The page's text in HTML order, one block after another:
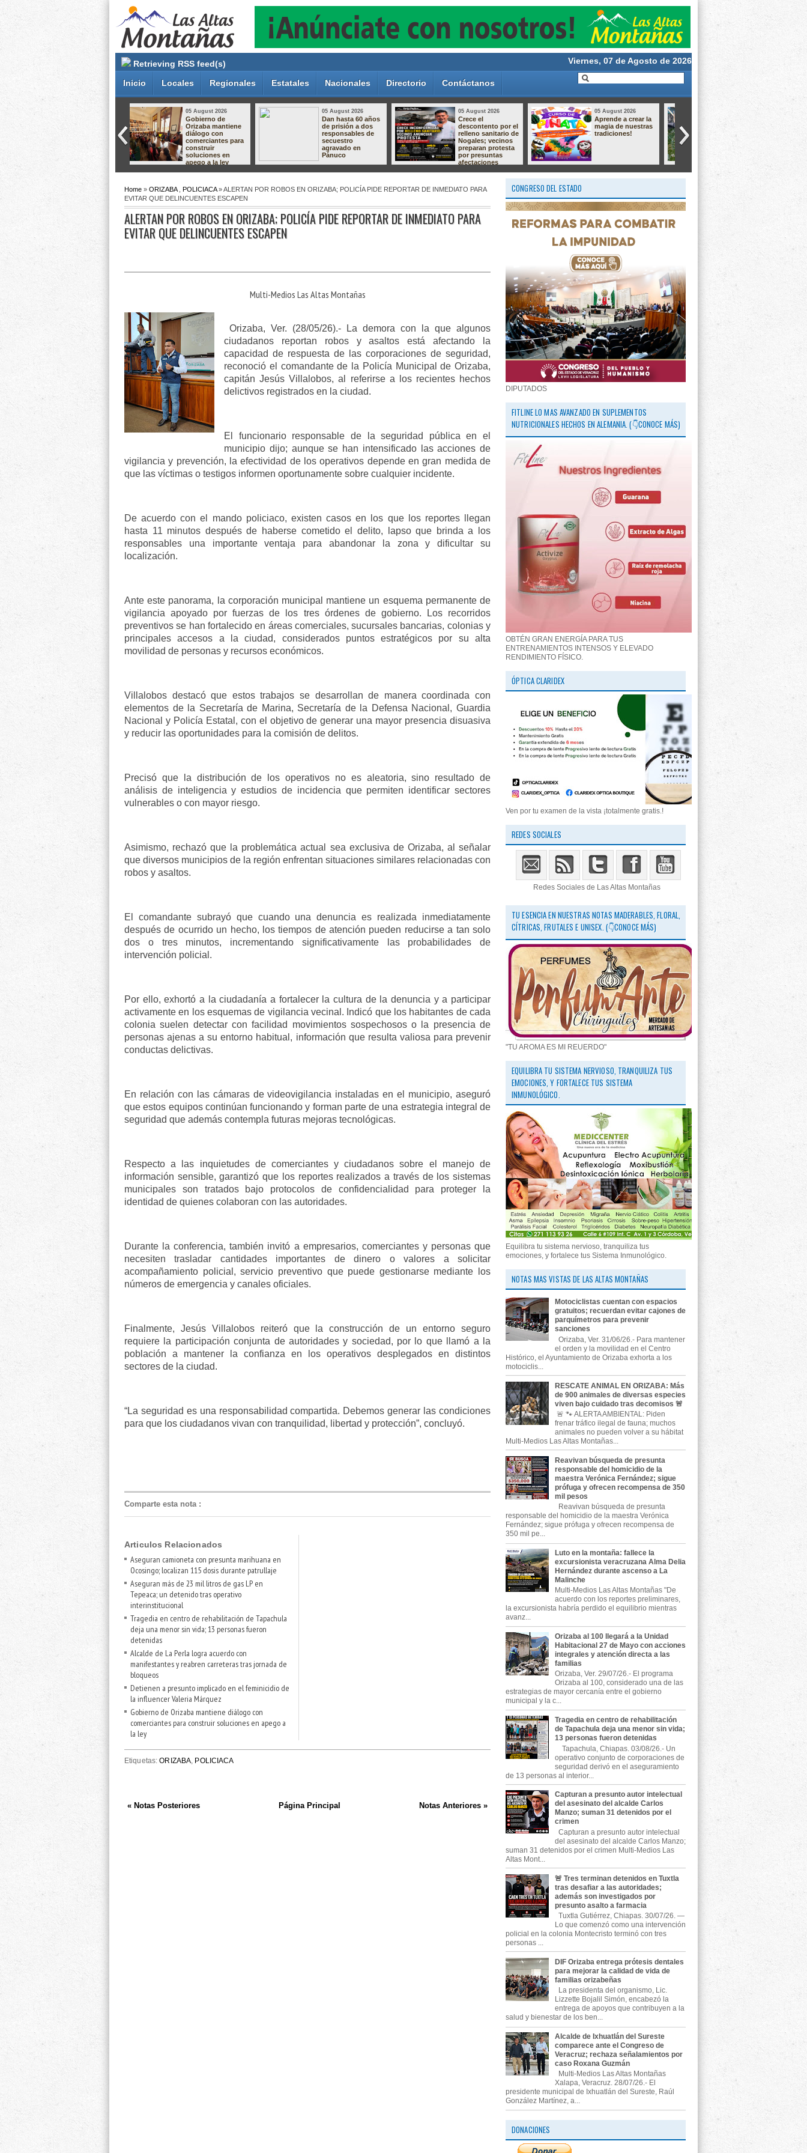
Retrieving RSS feed(s) Viernes, 07 de Agosto de 2026
Inicio Locales Regionales Estatales Nacionales Directorio Contáctanos
05 August 2026
Crece el
descontento por el
relleno sanitario de
Nogales; vecinos
preparan protesta
por presuntas
afectaciones
05 August 2026
Aprende a crear la
magia de nuestras
tradiciones!
05 August 2026
Taller de Cultivo de
Langostino –
Macrobrachium ✨
05 August 2026
ATIENDEN UNA
DEMANDA
HISTÓRICA CON
EL ARRANQUE DE
VERACRUZ: 38
DÍAS SIN
Home » ORIZABA, POLICIACA» ALERTAN POR ROBOS EN ORIZABA; POLICÍA PIDE REPORTAR DE INMEDIATO PARA
EVITAR QUE DELINCUENTES ESCAPEN
ALERTAN POR ROBOS EN ORIZABA; POLICÍA PIDE REPORTAR DE INMEDIATO PARA
EVITAR QUE DELINCUENTES ESCAPEN
Multi-Medios Las Altas Montañas
Orizaba, Ver. (28/05/26).- La demora con la que algunos
ciudadanos reportan robos y asaltos está afectando la
capacidad de respuesta de las corporaciones de seguridad,
reconoció el comandante de la Policía Municipal de Orizaba,
capitán Jesús Villalobos, al referirse a los recientes hechos
delictivos registrados en la ciudad.
El funcionario responsable de la seguridad pública en el
municipio dijo; aunque se han intensificado las acciones de
vigilancia y prevención, la efectividad de los operativos depende en gran medida de
que las víctimas o testigos informen oportunamente sobre cualquier incidente.
De acuerdo con el mando policiaco, existen casos en los que los reportes llegan
hasta 11 minutos después de haberse cometido el delito, lapso que brinda a los
responsables una importante ventaja para abandonar la zona y dificultar su
localización.
Ante este panorama, la corporación municipal mantiene un esquema permanente de
vigilancia apoyado por fuerzas de los tres órdenes de gobierno. Los recorridos
preventivos se han fortalecido en áreas comerciales, sucursales bancarias, colonias y
principales accesos a la ciudad, considerados puntos estratégicos por su alta
movilidad de personas y recursos económicos.
Villalobos destacó que estos trabajos se desarrollan de manera coordinada con
elementos de la Secretaría de Marina, Secretaría de la Defensa Nacional, Guardia
Nacional y Policía Estatal, con el objetivo de generar una mayor presencia disuasiva
y reducir las oportunidades para la comisión de delitos.
Precisó que la distribución de los operativos no es aleatoria, sino resultado de
análisis de inteligencia y estudios de incidencia que permiten identificar sectores
vulnerables o con mayor riesgo.
Asimismo, rechazó que la problemática actual sea exclusiva de Orizaba, al señalar
que diversos municipios de la región enfrentan situaciones similares relacionadas con
robos y asaltos.
El comandante subrayó que cuando una denuncia es realizada inmediatamente
después de ocurrido un hecho, los tiempos de atención pueden reducirse a tan solo
dos o tres minutos, incrementando significativamente las probabilidades de
intervención policial.
Por ello, exhortó a la ciudadanía a fortalecer la cultura de la denuncia y a participar
activamente en los esquemas de vigilancia vecinal. Indicó que los habitantes de cada
colonia suelen detectar con facilidad movimientos sospechosos o la presencia de
personas ajenas a su entorno habitual, información que resulta valiosa para prevenir
conductas delictivas.
En relación con las cámaras de videovigilancia instaladas en el municipio, aseguró
que estos equipos continúan funcionando y forman parte de una estrategia integral de
seguridad que además contempla futuras mejoras tecnológicas.
Respecto a las inquietudes de comerciantes y ciudadanos sobre el manejo de
información sensible, garantizó que los reportes realizados a través de los sistemas
municipales son tratados bajo protocolos de confidencialidad para proteger la
identidad de quienes colaboran con las autoridades.
Durante la conferencia, también invitó a empresarios, comerciantes y personas que
necesiten trasladar cantidades importantes de dinero o valores a solicitar
acompañamiento policial, servicio preventivo que puede gestionarse mediante los
números de emergencia y canales oficiales.
Finalmente, Jesús Villalobos reiteró que la construcción de un entorno seguro
requiere la participación conjunta de autoridades y sociedad, por lo que llamó a la
población a mantener la confianza en los operativos desplegados en distintos
sectores de la ciudad.
“La seguridad es una responsabilidad compartida. Debemos generar las condiciones
para que los ciudadanos vivan con tranquilidad, libertad y protección”, concluyó.
Comparte esta nota:
Articulos Relacionados
Aseguran camioneta con presunta marihuana en
Ocosingo; localizan 115 dosis durante patrullaje
Aseguran más de 23 mil litros de gas LP en
Tepeaca; un detenido tras operativo
interinstitucional
Tragedia en centro de rehabilitación de Tapachula
deja una menor sin vida; 13 personas fueron
detenidas
Alcalde de La Perla logra acuerdo con
manifestantes y reabren carreteras tras jornada de
bloqueos
Detienen a presunto implicado en el feminicidio de
la influencer Valeria Márquez
Gobierno de Orizaba mantiene diálogo con
comerciantes para construir soluciones en apego a
la ley
Etiquetas:ORIZABA POLICIACA
« Notas Posteriores Notas Anteriores »
Página Principal
CONGRESO DEL ESTADO
DIPUTADOS
FITLINE LO MAS AVANZADO EN SUPLEMENTOS
NUTRICIONALES HECHOS EN ALEMANIA. (👇CONOCE MÁS)
OBTÉN GRAN ENERGÍA PARA TUS
ENTRENAMIENTOS INTENSOS Y ELEVADO
RENDIMIENTO FÍSICO.
ÓPTICA CLARIDEX
Ven por tu examen de la vista ¡totalmente gratis.!
REDES SOCIALES
Redes Sociales de Las Altas Montañas
TU ESENCIA EN NUESTRAS NOTAS MADERABLES, FLORAL,
CÍTRICAS, FRUTALES E UNISEX. (👇CONOCE MÁS)
"TU AROMA ES MI REUERDO"
EQUILIBRA TU SISTEMA NERVIOSO, TRANQUILIZA TUS
EMOCIONES, Y FORTALECE TUS SISTEMA
INMUNOLÓGICO.
Equilibra tu sistema nervioso, tranquiliza tus
emociones, y fortalece tus Sistema Inmunológico.
NOTAS MAS VISTAS DE LAS ALTAS MONTAÑAS
Motociclistas cuentan con espacios
gratuitos; recuerdan evitar cajones de
parquímetros para prevenir
sanciones
Orizaba, Ver. 31/06/26.- Para mantener
el orden y la movilidad en el Centro
Histórico, el Ayuntamiento de Orizaba exhorta a los
motociclis...
RESCATE ANIMAL EN ORIZABA: Más
de 900 animales de diversas especies
viven bajo cuidado tras decomisos 🚨
🚨 🐾 ALERTA AMBIENTAL: Piden
frenar tráfico ilegal de fauna; muchos
animales no pueden volver a su hábitat
Multi-Medios Las Altas Montañas...
Reavivan búsqueda de presunta
responsable del homicidio de la
maestra Verónica Fernández; sigue
prófuga y ofrecen recompensa de 350
mil pesos
Reavivan búsqueda de presunta
responsable del homicidio de la maestra Verónica
Fernández; sigue prófuga y ofrecen recompensa de
350 mil pe...
Luto en la montaña: fallece la
excursionista veracruzana Alma Delia
Hernández durante ascenso a La
Malinche
Multi-Medios Las Altas Montañas "De
acuerdo con los reportes preliminares,
la excursionista habría perdido el equilibrio mientras
avanz...
Orizaba al 100 llegará a la Unidad
Habitacional 27 de Mayo con acciones
integrales y atención directa a las
familias
Orizaba, Ver. 29/07/26.- El programa
Orizaba al 100, considerado una de las
estrategias de mayor cercanía entre el gobierno
municipal y la c...
Tragedia en centro de rehabilitación
de Tapachula deja una menor sin vida;
13 personas fueron detenidas
Tapachula, Chiapas. 03/08/26.- Un
operativo conjunto de corporaciones de
seguridad derivó en el aseguramiento
de 13 personas al interior...
Capturan a presunto autor intelectual
del asesinato del alcalde Carlos
Manzo; suman 31 detenidos por el
crimen
Capturan a presunto autor intelectual
del asesinato del alcalde Carlos Manzo;
suman 31 detenidos por el crimen Multi-Medios Las
Altas Mont...
🚨 Tres terminan detenidos en Tuxtla
tras desafiar a las autoridades;
además son investigados por
presunto asalto a farmacia
Tuxtla Gutiérrez, Chiapas. 30/07/26. —
Lo que comenzó como una intervención
policial en la colonia Montecristo terminó con tres
personas ...
DIF Orizaba entrega prótesis dentales
para mejorar la calidad de vida de
familias orizabeñas
La presidenta del organismo, Lic.
Lizzette Bojalil Simón, encabezó la
entrega de apoyos que contribuyen a la
salud y bienestar de los ben...
Alcalde de Ixhuatlán del Sureste
comparece ante el Congreso de
Veracruz; rechaza señalamientos por
caso Roxana Guzmán
Multi-Medios Las Altas Montañas
Xalapa, Veracruz. 28/07/26.- El
presidente municipal de Ixhuatlán del Sureste, Raúl
González Martínez, a...
DONACIONES